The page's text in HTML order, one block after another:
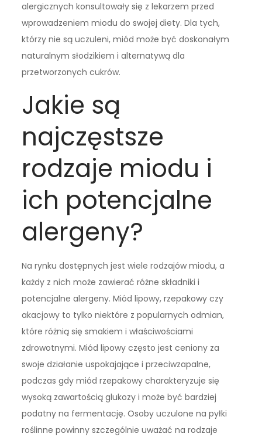
alergicznych konsultowały się z lekarzem przed
wprowadzeniem miodu do swojej diety. Dla tych,
którzy nie są uczuleni, miód może być doskonałym
naturalnym słodzikiem i alternatywą dla
przetworzonych cukrów.
Jakie są
najczęstsze
rodzaje miodu i
ich potencjalne
alergeny?
Na rynku dostępnych jest wiele rodzajów miodu, a
każdy z nich może zawierać różne składniki i
potencjalne alergeny. Miód lipowy, rzepakowy czy
akacjowy to tylko niektóre z popularnych odmian,
które różnią się smakiem i właściwościami
zdrowotnymi. Miód lipowy często jest ceniony za
swoje działanie uspokajające i przeciwzapalne,
podczas gdy miód rzepakowy charakteryzuje się
wysoką zawartością glukozy i może być bardziej
podatny na fermentację. Osoby uczulone na pyłki
roślinne powinny szczególnie uważać na rodzaje